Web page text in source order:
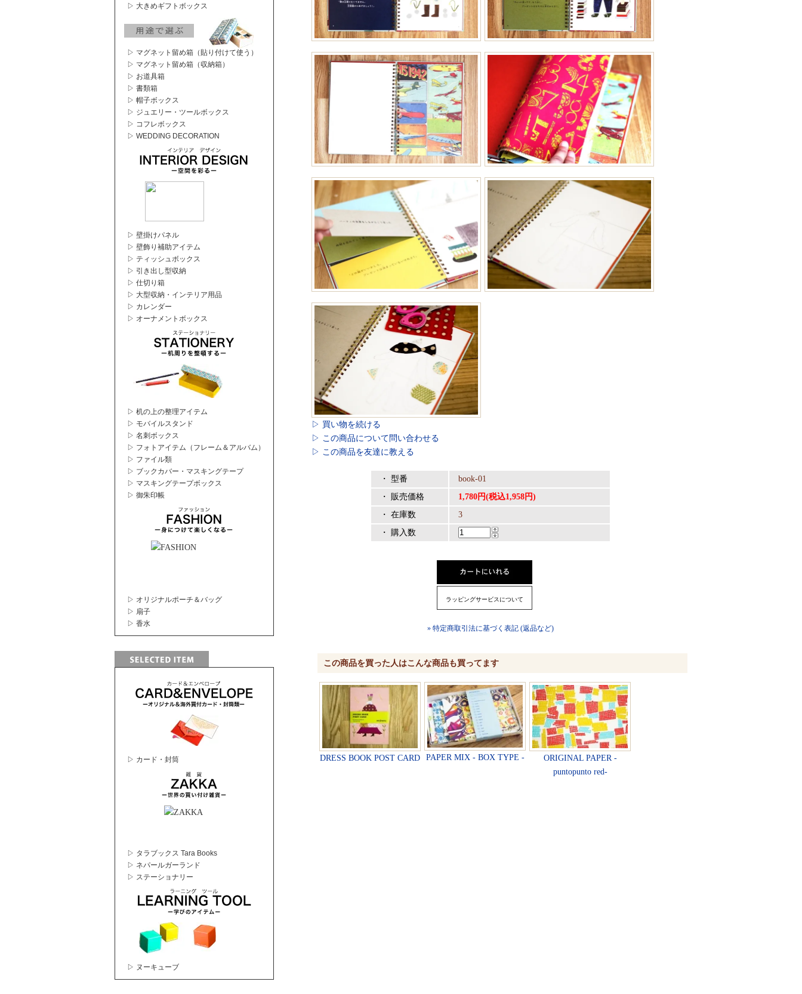
▷ 大きめギフトボックス
▷ マグネット留め箱（貼り付けて使う）
▷ マグネット留め箱（収納箱）
▷ お道具箱
▷ 書類箱
▷ 帽子ボックス
▷ ジュエリー・ツールボックス
▷ コフレボックス
▷ WEDDING DECORATION
▷ 壁掛けパネル
▷ 壁飾り補助アイテム
▷ ティッシュボックス
▷ 引き出し型収納
▷ 仕切り箱
▷ 大型収納・インテリア用品
▷ カレンダー
▷ オーナメントボックス
▷ 机の上の整理アイテム
▷ モバイルスタンド
▷ 名刺ボックス
▷ フォトアイテム（フレーム＆アルバム）
▷ ファイル類
▷ ブックカバー・マスキングテープ
▷ マスキングテープボックス
▷ 御朱印帳
▷ オリジナルポーチ＆バッグ
▷ 扇子
▷ 香水
▷ カード・封筒
▷ タラブックス Tara Books
▷ ネパールガーランド
▷ ステーショナリー
▷ ヌーキューブ
▷ 買い物を続ける
▷ この商品について問い合わせる
▷ この商品を友達に教える
・ 型番
book-01
・ 販売価格
1,780円(税込1,958円)
・ 在庫数
3
・ 購入数
ラッピングサービスについて
» 特定商取引法に基づく表記 (返品など)
この商品を買った人はこんな商品も買ってます
DRESS BOOK POST CARD PAPER MIX - BOX TYPE -
ORIGINAL PAPER -
puntopunto red-